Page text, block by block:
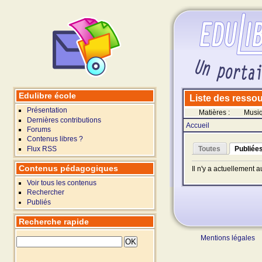
Liste des
Matières :
Accueil
Toutes
Il n'y a actuellement
Mentions légales
Edulibre école
Présentation
Dernières contributions
Forums
Contenus libres ?
Flux RSS
Contenus pédagogiques
Voir tous les contenus
Rechercher
Publiés
Recherche rapide